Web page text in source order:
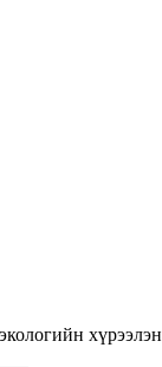
хүрээлэн